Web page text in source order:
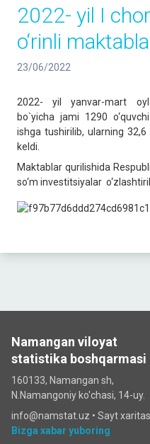
2022- yil I
o‘rinli
23/06/2022
2022- yil yanvar-mart
bo`yicha jami 1290
ishga tushirilib, ularning 32,6
keldi.
Maktablar qurilishida
so‘m investitsiyalar
Namangan viloyat
statistika boshqarmasi
160133, Namangan sh,
N.Namangoniy ko'chasi, 14-uy.
info@namstat.uz • Sayt
Bizga xabar yuboring